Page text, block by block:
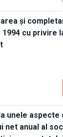
şi
1994 cu privire
unele aspecte
net anual al